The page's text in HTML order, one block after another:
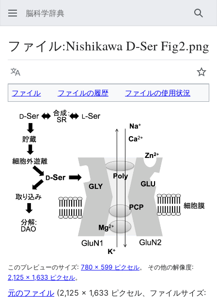
脳科学辞典 検索
ファイル:Nishikawa D-Ser Fig2.png
言語 ウ
ファイル ファイルの履歴 ファイルの使用状況
このプレビューのサイズ: 780 × 599 ピクセル。 その他の解像度:
2,125 × 1,633 ピクセル。
元のファイル (2,125 × 1,633 ピクセル、ファイルサイズ: